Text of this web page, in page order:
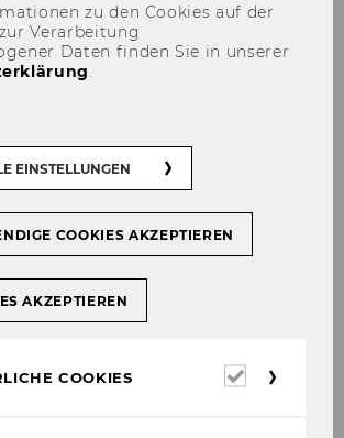
für Nonprofit Management
forschen und lehren wir
und Management-
Engagement von
und zum Nonprofit Sektor
vermitteln wir an unsere
an die NPO-Praxis
Studierenden.
zu den Cookies auf der
Verarbeitung
Daten finden Sie in unserer
.
EINSTELLUNGEN
COOKIES AKZEPTIEREN
AKZEPTIEREN
COOKIES